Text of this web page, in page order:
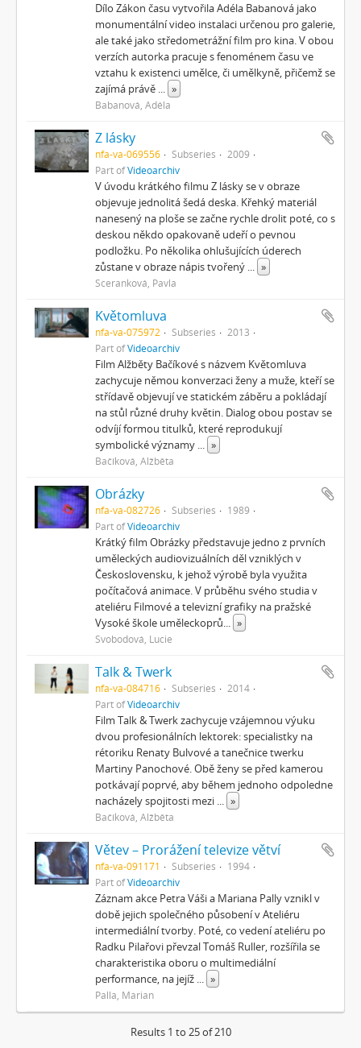
Dílo Zákon času vytvořila Adéla Babanová jako
monumentální video instalaci určenou pro galerie,
ale také jako středometrážní film pro kina. V obou
verzích autorka pracuje s fenoménem času ve
vztahu k existenci umělce, či umělkyně, přičemž se
zajímá právě ... »
Babanová, Adéla
Z lásky
nfa-va-069556 Subseries
2009
Part ofVideoarchiv
V úvodu krátkého filmu Z lásky se v obraze
objevuje jednolitá šedá deska. Křehký materiál
nanesený na ploše se začne rychle drolit poté, co s
deskou někdo opakovaně udeří o pevnou
podložku. Po několika ohlušujících úderech
zůstane v obraze nápis tvořený ... »
Sceranková, Pavla
Květomluva
nfa-va-075972 Subseries
2013
Part ofVideoarchiv
Film Alžběty Bačíkové s názvem Květomluva
zachycuje němou konverzaci ženy a muže, kteří se
střídavě objevují ve statickém záběru a pokládají
na stůl různé druhy květin. Dialog obou postav se
odvíjí formou titulků, které reprodukují
symbolické významy ... »
Bačíková, Alžběta
Obrázky
nfa-va-082726 Subseries
1989
Part ofVideoarchiv
Krátký film Obrázky představuje jedno z prvních
uměleckých audiovizuálních děl vzniklých v
Československu, k jehož výrobě byla využita
počítačová animace. V průběhu svého studia v
ateliéru Filmové a televizní grafiky na pražské
Vysoké škole uměleckoprů... »
Svobodová, Lucie
Talk & Twerk
nfa-va-084716 Subseries
2014
Part ofVideoarchiv
Film Talk & Twerk zachycuje vzájemnou výuku
dvou profesionálních lektorek: specialistky na
rétoriku Renaty Bulvové a tanečnice twerku
Martiny Panochové. Obě ženy se před kamerou
potkávají poprvé, aby během jednoho odpoledne
nacházely spojitosti mezi ... »
Bačíková, Alžběta
Větev – Prorážení televize větví
nfa-va-091171 Subseries
1994
Part ofVideoarchiv
Záznam akce Petra Váši a Mariana Pally vznikl v
době jejich společného působení v Ateliéru
intermediální tvorby. Poté, co vedení ateliéru po
Radku Pilařovi převzal Tomáš Ruller, rozšířila se
charakteristika oboru o multimediální
performance, na jejíž ... »
Palla, Marian
Results 1 to 25 of 210